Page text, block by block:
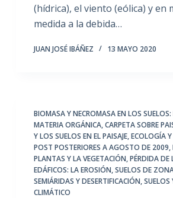
(hídrica), el viento (eólica) y en
medida a la debida…
JUAN JOSÉ IBÁÑEZ 13 MAYO 2020
BIOMASA Y NECROMASA EN LOS SUELOS:
MATERIA ORGÁNICA,CARPETA SOBRE
Y LOS SUELOS EN EL PAISAJE,ECOLOGÍA
POST POSTERIORES A AGOSTO DE 2009,
PLANTAS Y LA VEGETACIÓN,PÉRDIDA DE
EDÁFICOS: LA EROSIÓN,SUELOS DE
SEMIÁRIDAS Y DESERTIFICACIÓN,SUELOS
CLIMÁTICO